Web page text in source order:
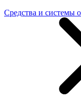
Средства и системы